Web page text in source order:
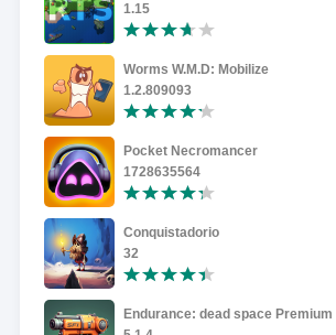
1.15
Worms W.M.D: Mobilize
1.2.809093
Pocket Necromancer
1728635564
Conquistadorio
32
Endurance: dead space Premium